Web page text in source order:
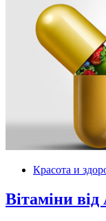
Красота и
Вітаміни